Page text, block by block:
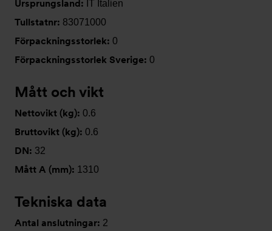
Ursprungsland: IT Italien
Tullstatnr: 83071000
Förpackningsstorlek: 0
Förpackningsstorlek Sverige: 0
Mått och vikt
Nettovikt (kg): 0.6
Bruttovikt (kg): 0.6
DN: 32
Mått A (mm): 1310
Tekniska data
Antal anslutningar: 2